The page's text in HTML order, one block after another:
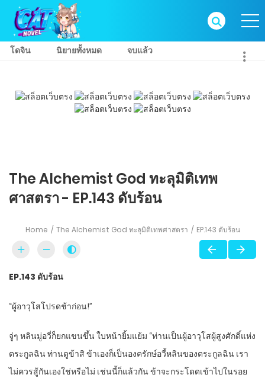
โดจิน นิยายทั้งหมด จบแล้ว
The Alchemist God ทะลุมิติเทพ
ศาสตรา - EP.143 ดับร้อน
Home The Alchemist God ทะลุมิติเทพศาสตรา EP.143 ดับร้อน
EP.143 ดับร้อน
“ผู้อาวุโสโปรดช้าก่อน!”
จู่ๆ หลินมู่อวี่ก็ยกแขนขึ้น ใบหน้ายิ้มแย้ม “ท่านเป็นผู้อาวุโสผู้สูงศักดิ์แห่ง
ตระกูลฉิน ท่านดูข้าสิ ข้าเองก็เป็นองครักษ์อวี้หลินของตระกูลฉิน เรา
ไม่ควรสู้กันเองใช่หรือไม่ เช่นนี้ก็แล้วกัน ข้าจะกระโดดเข้าไปในรอย